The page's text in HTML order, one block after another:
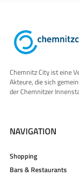
Chemnitz City ist eine
Akteure, die sich
der Chemnitzer
NAVIGATION
Shopping
Bars & Restaurants